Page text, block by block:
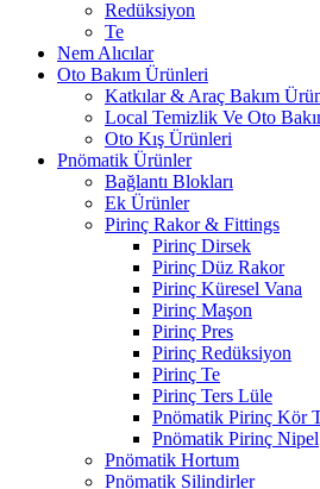
Redüksiyon
Te
Nem Alıcılar
Oto Bakım Ürünleri
Katkılar & Araç Bakım
Local Temizlik Ve Oto
Oto Kış Ürünleri
Pnömatik Ürünler
Bağlantı Blokları
Ek Ürünler
Pirinç Rakor & Fittings
Pirinç Dirsek
Pirinç Düz Rakor
Pirinç Küresel Vana
Pirinç Maşon
Pirinç Pres
Pirinç Redüksiyon
Pirinç Te
Pirinç Ters Lüle
Pnömatik Pirinç Kör
Pnömatik Pirinç Nipel
Pnömatik Hortum
Pnömatik Silindirler